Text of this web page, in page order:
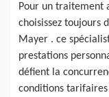
Pour un traitement
choisissez toujours
Mayer . ce
prestations
défient la
conditions tarifaires